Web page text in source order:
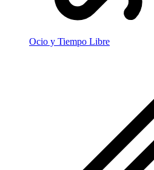
Ocio y Tiempo Libre